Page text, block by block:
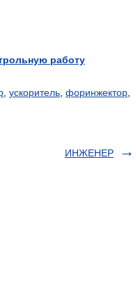
работу
ускоритель форинжектор
ИНЖЕНЕР